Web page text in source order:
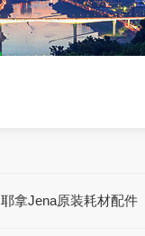
耶拿Jena原装耗材配件